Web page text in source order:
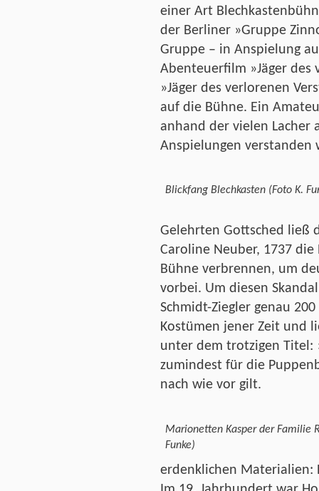
einer Art
der Berliner »Gruppe
Gruppe – in Anspielung
Abenteuerfilm »Jäger des
»Jäger des verlorenen
auf die Bühne. Ein
anhand der vielen Lacher
Anspielungen verstanden
Blickfang Blechkasten (Foto K.
Gelehrten Gottsched ließ
Caroline Neuber, 1737
Bühne verbrennen, um
vorbei. Um diesen
Schmidt-Ziegler genau
Kostümen jener Zeit und
unter dem trotzigen Titel:
zumindest für die
nach wie vor gilt.
Marionetten Kasper der Familie
Funke)
erdenklichen Materialien: